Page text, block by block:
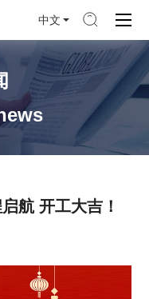
中文
航 开工大吉！